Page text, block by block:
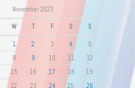
November 2023
W T F S S
1 2 3 4
5
8 9 10 11
12
15 16 17 18
19
22 23 24 25
26